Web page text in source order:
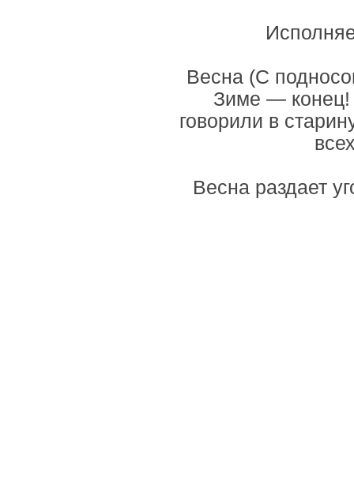
Весна (С
Зиме — конец!
говорили в
Весна раздает